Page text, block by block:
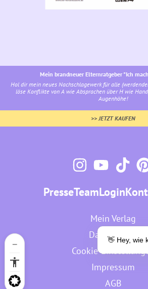
Mein brandneuer Elternratgeber "Ich
Hol dir mein neues Nachschlagewerk für alle
löse Konflikte von A wie Absprachen über H wie
Augenhöhe!
>> JETZT KAUFEN
PresseTeamLogin
Mein Verlag
Datenschutz
Cookie-
Impressum
AGB
👋 Hey, wie